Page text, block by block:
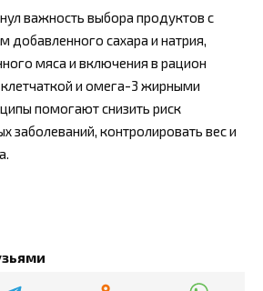
важность выбора продуктов с
добавленного сахара и натрия,
мяса и включения в рацион
и омега-3 жирными
помогают снизить риск
заболеваний, контролировать вес и